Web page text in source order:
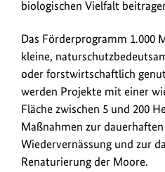
biologischen Vielfalt
Das Förderprogramm 1.000
kleine,
oder forstwirtschaftlich
werden Projekte mit einer
Fläche zwischen 5 und 200
Maßnahmen zur
Wiedervernässung und zur
Renaturierung der Moore.